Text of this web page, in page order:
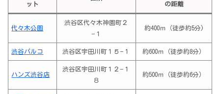
ット
の距離
代々木公園
渋谷区代々木神園町２
−１
約400ｍ（徒歩約5分)
渋谷パルコ 渋谷区宇田川町１５−１ 約600ｍ（徒歩約8分）
ハンズ渋谷店
渋谷区宇田川町１２−１
８
約500ｍ（徒歩約6分）